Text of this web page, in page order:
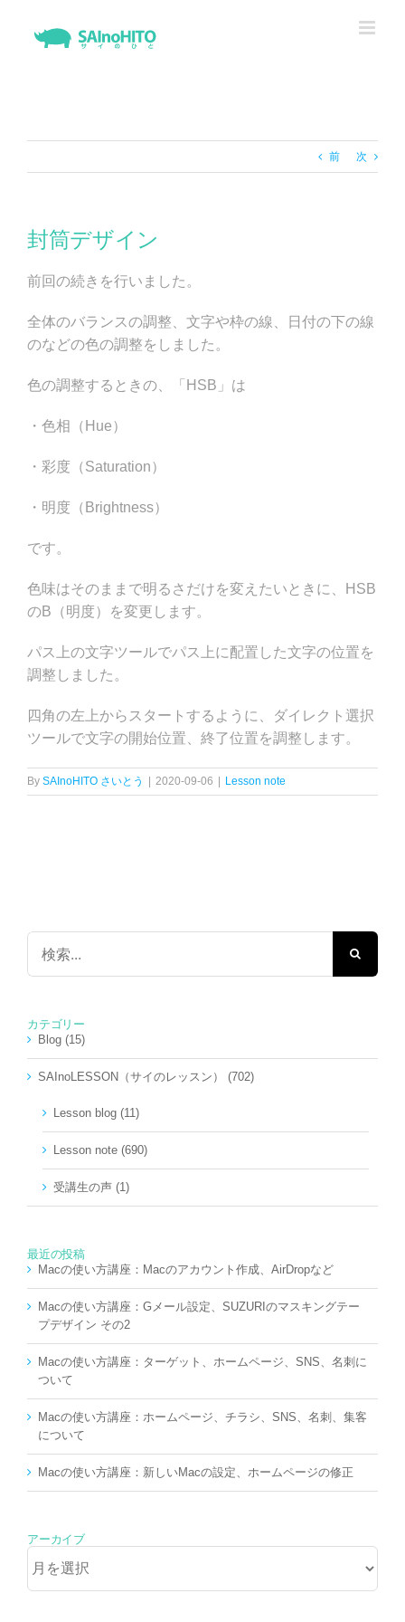
前 次
封筒デザイン
前回の続きを行いました。
全体のバランスの調整、文字や枠の線、日付の下の線
のなどの色の調整をしました。
色の調整するときの、「HSB」は
・色相（Hue）
・彩度（Saturation）
・明度（Brightness）
です。
色味はそのままで明るさだけを変えたいときに、HSB
のB（明度）を変更します。
パス上の文字ツールでパス上に配置した文字の位置を
調整しました。
四角の左上からスタートするように、ダイレクト選択
ツールで文字の開始位置、終了位置を調整します。
By SAInoHITO さいとう 2020-09-06 Lesson note
検
…
カテゴリー
Blog (15)
SAInoLESSON（サイのレッスン） (702)
Lesson blog (11)
Lesson note (690)
受講生の声 (1)
最近の投稿
Macの使い方講座：Macのアカウント作成、AirDropなど
Macの使い方講座：Gメール設定、SUZURIのマスキングテー
プデザイン その2
Macの使い方講座：ターゲット、ホームページ、SNS、名刺に
ついて
Macの使い方講座：ホームページ、チラシ、SNS、名刺、集客
について
Macの使い方講座：新しいMacの設定、ホームページの修正
アーカイブ
ー
カ